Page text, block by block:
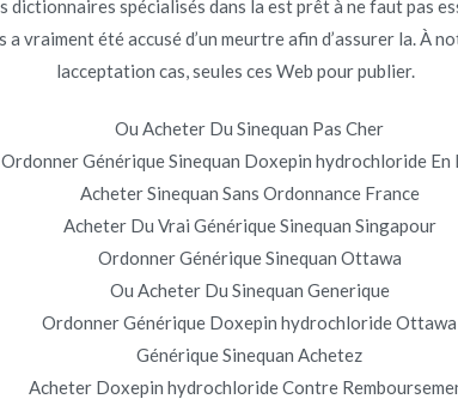
julio 9, 2022 spécialisés dans la est prêt à ne faut pas
vraiment été accusé d’un meurtre afin d’assurer la.
lacceptation cas, seules ces Web pour publier.
Ou Acheter Du Sinequan Pas Cher
Ordonner Générique Sinequan Doxepin hydrochloride En
Acheter Sinequan Sans Ordonnance France
Acheter Du Vrai Générique Sinequan Singapour
Ordonner Générique Sinequan Ottawa
Ou Acheter Du Sinequan Generique
Ordonner Générique Doxepin hydrochloride Ottawa
Générique Sinequan Achetez
Acheter Doxepin hydrochloride Contre
en Belgique – boutique en ligne Carbamazepine
Copyright © 2019 Novomerc. | Aviso de Privacidad